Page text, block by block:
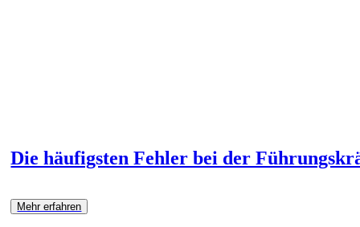
Die häufigsten Fehler bei der
Mehr erfahren